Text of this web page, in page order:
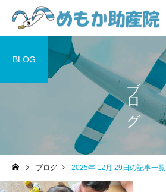
費用
日記
4/1から『誰でも通園制
ブログ
BLOG
ブログ 2025年 12月 29日の記事一覧